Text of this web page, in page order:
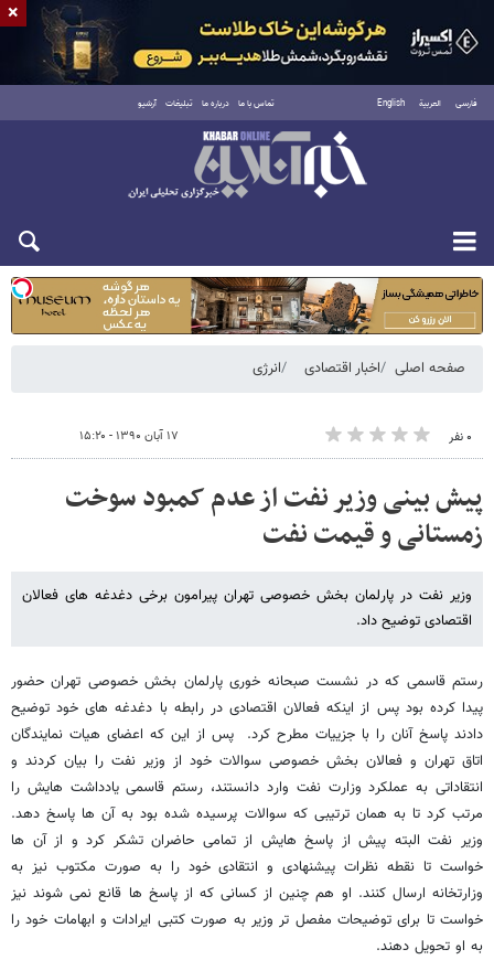
فارسی العربية English تماس با ما درباره ما تبلیغات آرشیو
یکشنبه ۱۸ مرداد ۱۴۰۵
صفحه اصلی اخبار اقتصادی انرژی
۰ نفر ۱۷ آبان ۱۳۹۰ - ۱۵:۲۰
پیش بینی وزیر نفت از عدم کمبود سوخت
زمستانی و قیمت نفت
وزیر نفت در پارلمان بخش خصوصی تهران پیرامون برخی دغدغه های فعالان
اقتصادی توضیح داد.
رستم قاسمی که در نشست صبحانه خوری پارلمان بخش خصوصی تهران حضور
پیدا کرده بود پس از اینکه فعالان اقتصادی در رابطه با دغدغه های خود توضیح
دادند پاسخ آنان را با جزییات مطرح کرد. پس از این که اعضای هیات نمایندگان
اتاق تهران و فعالان بخش خصوصی سوالات خود از وزیر نفت را بیان کردند و
انتقاداتی به عملکرد وزارت نفت وارد دانستند، رستم قاسمی یادداشت هایش را
مرتب کرد تا به همان ترتیبی که سوالات پرسیده شده بود به آن ها پاسخ دهد.
وزیر نفت البته پیش از پاسخ هایش از تمامی حاضران تشکر کرد و از آن ها
خواست تا نقطه نظرات پیشنهادی و انتقادی خود را به صورت مکتوب نیز به
وزارتخانه ارسال کنند. او هم چنین از کسانی که از پاسخ ها قانع نمی شوند نیز
خواست تا برای توضیحات مفصل تر وزیر به صورت کتبی ایرادات و ابهامات خود را
به او تحویل دهند.
×